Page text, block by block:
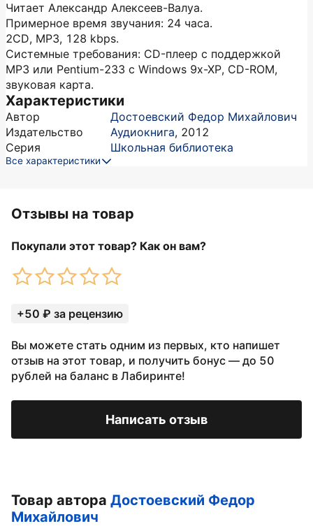
Читает Александр Алексеев-Валуа.
Примерное время звучания: 24 часа.
2CD, MP3, 128 kbps.
Системные требования: CD-плеер с поддержкой
МР3 или Pentium-233 c Windows 9x-XP, CD-ROM,
звуковая карта.
Характеристики
Автор
Достоевский Федор Михайлович
Издательство
Аудиокнига, 2012
Серия
Школьная библиотека
Все характеристики
Отзывы на товар
Покупали этот товар? Как он вам?
+50 ₽ за рецензию
Вы можете стать одним из первых, кто напишет
отзыв на этот товар, и получить бонус — до 50
рублей на баланс в Лабиринте!
Написать отзыв
Товар автора Достоевский Федор
Михайлович